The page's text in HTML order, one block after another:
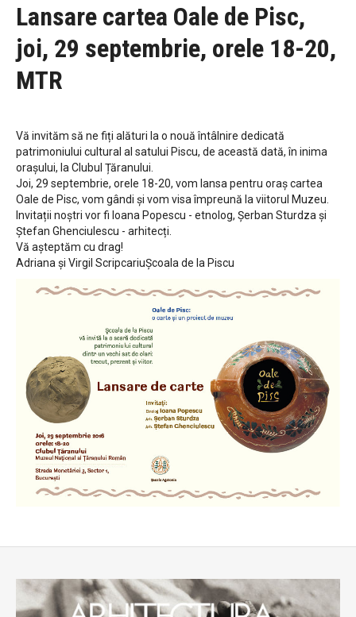
Lansare cartea Oale de Pisc,
joi, 29 septembrie, orele 18-20,
MTR
Vă invităm să ne fiți alături la o nouă întâlnire dedicată
patrimoniului cultural al satului Piscu, de această dată, în inima
orașului, la Clubul Țăranului.
Joi, 29 septembrie, orele 18-20, vom lansa pentru oraș cartea
Oale de Pisc, vom gândi și vom visa împreună la viitorul Muzeu.
Invitații noștri vor fi Ioana Popescu - etnolog, Șerban Sturdza și
Ștefan Ghenciulescu - arhitecți.
Vă așteptăm cu drag!
Adriana și Virgil ScripcariuȘcoala de la Piscu